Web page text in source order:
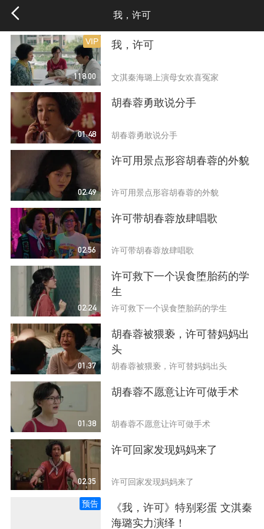
我，许可
118:00
VIP 我，许可
文淇秦海璐上演母女欢喜冤家
01:48
胡春蓉勇敢说分手
胡春蓉勇敢说分手
02:49
许可用景点形容胡春蓉的外貌
许可用景点形容胡春蓉的外貌
02:56
许可带胡春蓉放肆唱歌
许可带胡春蓉放肆唱歌
02:24
许可救下一个误食堕胎药的学
生
许可救下一个误食堕胎药的学生
01:37
胡春蓉被猥亵，许可替妈妈出
头
胡春蓉被猥亵，许可替妈妈出头
01:38
胡春蓉不愿意让许可做手术
胡春蓉不愿意让许可做手术
02:35
许可回家发现妈妈来了
许可回家发现妈妈来了
预告
《我，许可》特别彩蛋 文淇秦
海璐实力演绎！